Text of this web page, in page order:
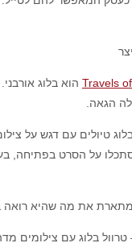
Travels הוא בלוג
הגאה.
טיולים עם דגש על
על הסרט בפתיחה,
את מה שהיא רואה
טרוול בלוג עם צילומים